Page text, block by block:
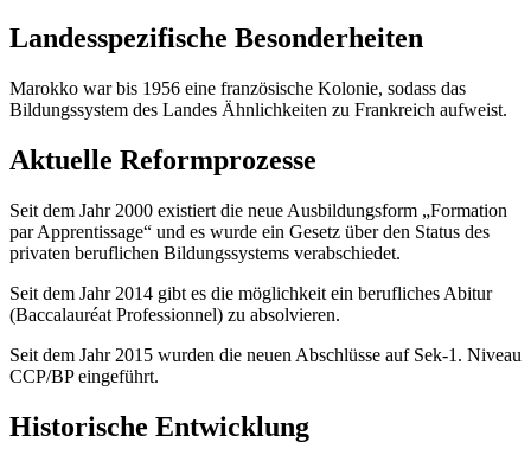
Landesspezifische Besonderheiten
Marokko war bis 1956 eine französische Kolonie, sodass das
Bildungssystem des Landes Ähnlichkeiten zu Frankreich aufweist.
Aktuelle Reformprozesse
Seit dem Jahr 2000 existiert die neue Ausbildungsform „Formation
par Apprentissage“ und es wurde ein Gesetz über den Status des
privaten beruflichen Bildungssystems verabschiedet.
Seit dem Jahr 2014 gibt es die möglichkeit ein berufliches Abitur
(Baccalauréat Professionnel) zu absolvieren.
Seit dem Jahr 2015 wurden die neuen Abschlüsse auf Sek-1. Niveau
CCP/BP eingeführt.
Historische Entwicklung